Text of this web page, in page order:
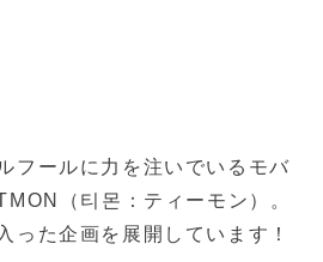
フールに力を注いでいるモバ
（티몬：ティーモン）。
った企画を展開しています！